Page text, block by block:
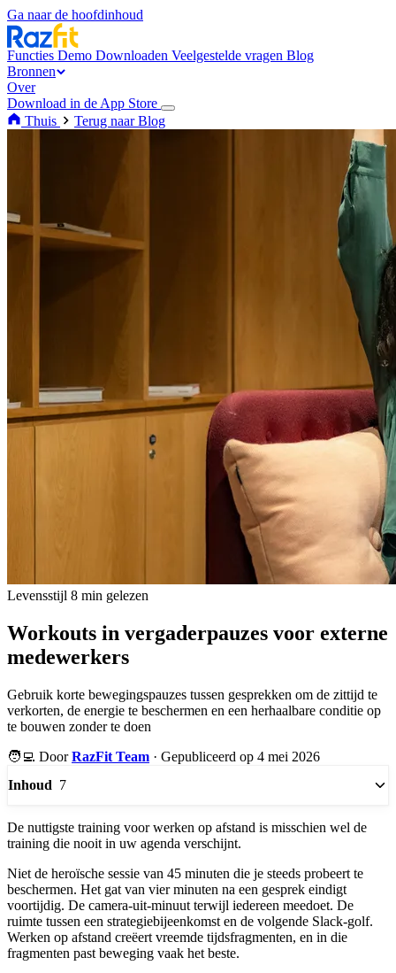
Ga naar de hoofdinhoud
Functies Demo Downloaden Veelgestelde vragen Blog
Bronnen
Over
Download in de App Store
Thuis
Terug naar Blog
Levensstijl 8 min gelezen
Workouts in vergaderpauzes voor externe
medewerkers
Gebruik korte bewegingspauzes tussen gesprekken om de zittijd te
verkorten, de energie te beschermen en een herhaalbare conditie op
te bouwen zonder te doen
🧑‍💻 DoorRazFit Team · Gepubliceerd op 4 mei 2026
Inhoud 7
De nuttigste training voor werken op afstand is misschien wel de
training die nooit in uw agenda verschijnt.
Niet de heroïsche sessie van 45 minuten die je steeds probeert te
beschermen. Het gat van vier minuten na een gesprek eindigt
voortijdig. De camera-uit-minuut terwijl iedereen meedoet. De
ruimte tussen een strategiebijeenkomst en de volgende Slack-golf.
Werken op afstand creëert vreemde tijdsfragmenten, en in die
fragmenten past beweging vaak het beste.